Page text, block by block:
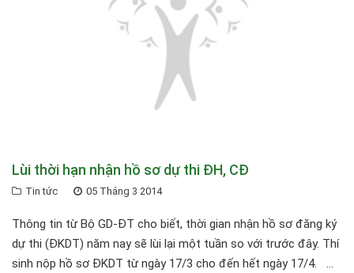
Lùi thời hạn nhận hồ sơ dự thi ĐH, CĐ
Tin tức 05 Tháng 3 2014
Thông tin từ Bộ GD-ĐT cho biết, thời gian nhận hồ sơ đăng ký
dự thi (ĐKDT) năm nay sẽ lùi lại một tuần so với trước đây. Thí
sinh nộp hồ sơ ĐKDT từ ngày 17/3 cho đến hết ngày 17/4. ...